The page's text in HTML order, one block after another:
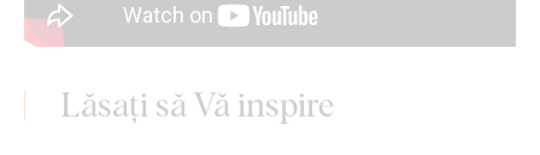
Lăsați să Vă inspire